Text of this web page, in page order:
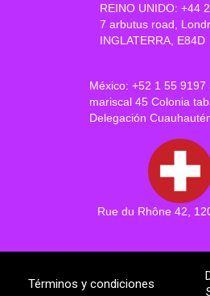
REINO UNIDO: +44
7 arbutus road,
INGLATERRA, E84D
México: +52 1 55 9197
mariscal 45 Colonia
Delegación
Rue du Rhône 42,
Términos y condiciones